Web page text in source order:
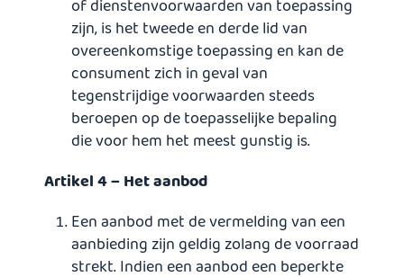
of dienstenvoorwaarden van toepassing
zijn, is het tweede en derde lid van
overeenkomstige toepassing en kan de
consument zich in geval van
tegenstrijdige voorwaarden steeds
beroepen op de toepasselijke bepaling
die voor hem het meest gunstig is.
Artikel 4 – Het aanbod
Een aanbod met de vermelding van een
aanbieding zijn geldig zolang de voorraad
strekt. Indien een aanbod een beperkte